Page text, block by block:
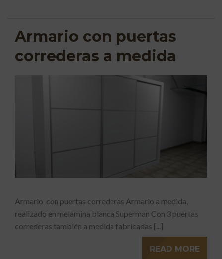
Armario con puertas
correderas a medida
Armario con puertas correderas Armario a medida,
realizado en melamina blanca Superman Con 3 puertas
correderas también a medida fabricadas [...]
READ MORE